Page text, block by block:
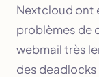
Nextcloud ont
problèmes de
webmail très
des deadlocks